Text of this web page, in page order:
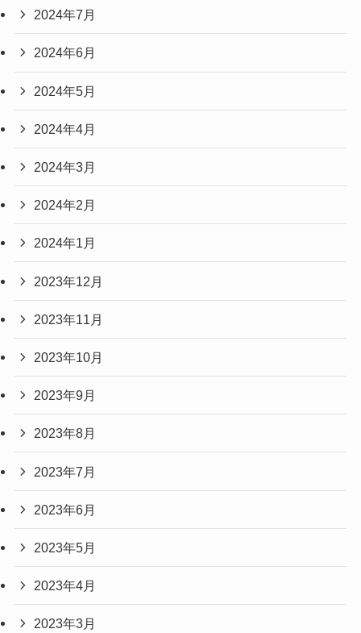
2024年7月
2024年6月
2024年5月
2024年4月
2024年3月
2024年2月
2024年1月
2023年12月
2023年11月
2023年10月
2023年9月
2023年8月
2023年7月
2023年6月
2023年5月
2023年4月
2023年3月